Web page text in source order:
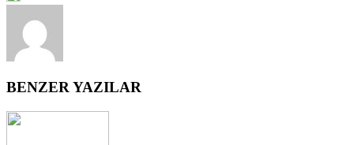
BENZER YAZILAR